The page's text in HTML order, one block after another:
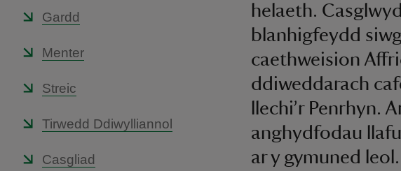
Gardd
Menter
Streic
Tirwedd Ddiwylliannol
Casgliad
helaeth.
blanhigfeydd
caethweision
ddiweddarach
llechi’r
anghydfodau
ar y gymuned